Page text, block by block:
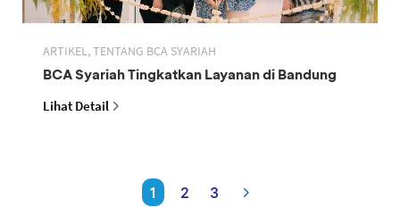
ARTIKEL, TENTANG BCA SYARIAH
BCA Syariah Tingkatkan Layanan di Bandung
Lihat Detail
1 2 3